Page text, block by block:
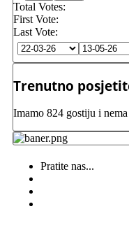
Total Votes:
First Vote:
Last Vote:
Trenutno
Imamo 824 gostiju i
Pratite nas...